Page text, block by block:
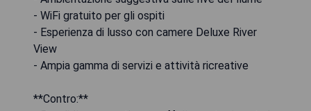
- WiFi gratuito per gli ospiti
- Esperienza di lusso con camere Deluxe River
View
- Ampia gamma di servizi e attività ricreative
**Contro:**